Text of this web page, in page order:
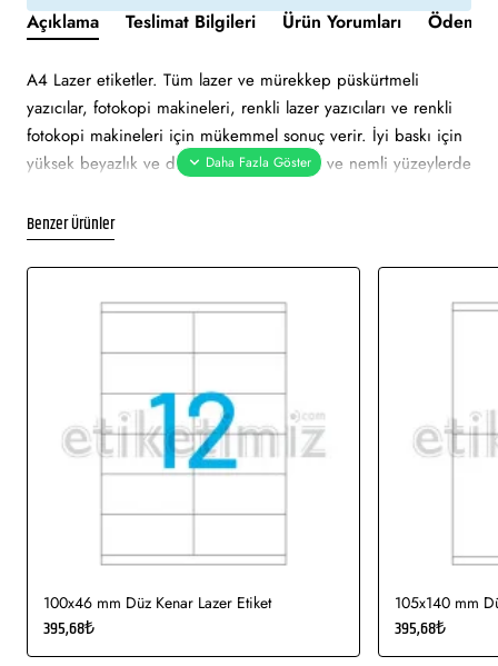
Açıklama Teslimat Bilgileri Ürün Yorumları Ödeme
A4 Lazer etiketler. Tüm lazer ve mürekkep püskürtmeli
yazıcılar, fotokopi makineleri, renkli lazer yazıcıları ve renkli
fotokopi makineleri için mükemmel sonuç verir. İyi baskı için
yüksek beyazlık ve düzgün yüzey. Soğuk ve nemli yüzeylerde
sürdürülebilir FSC sertifikalıdır. Etiketler atık kağıt, geri
dönüşümlü karton ambalaj ile% 100 geri dönüştürülebilir.
Etiket yeşil renklidir. Tüm lazer ve mürekkep püskürtmeli
yazıcılarda sorunsuz yazdırmayı onaylar. Soğuk ve nemli
net baskı alınır. Etiket mattır. Ekranda görünen görsel
çizimdir. Gerçek baskıda renklerde ton farklı olabilir.
Benzer Ürünler
100x46 mm Düz Kenar Lazer Etiket
395,68₺
105x140 mm
395,68₺